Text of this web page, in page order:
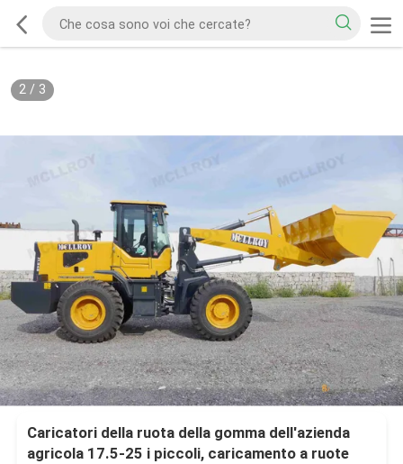
2/ 3
Caricatori della ruota della gomma dell'azienda
agricola 17.5-25 i piccoli, caricamento a ruote